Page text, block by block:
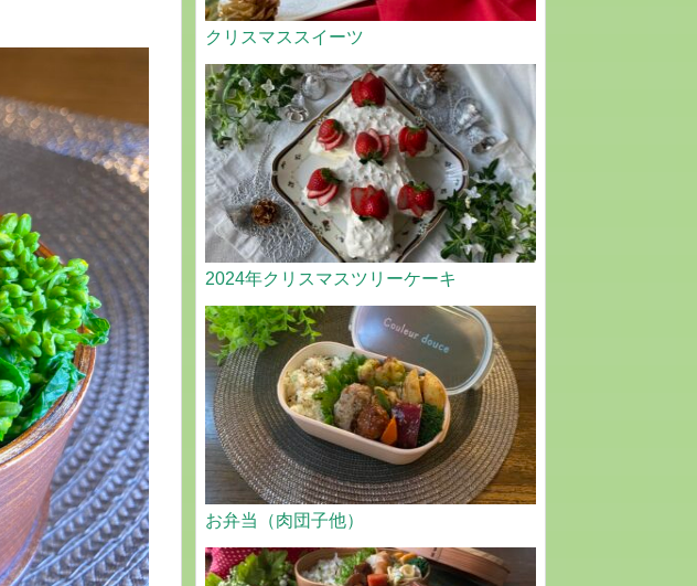
クリスマススイーツ
2024年クリスマスツリーケーキ
お弁当（肉団子他）